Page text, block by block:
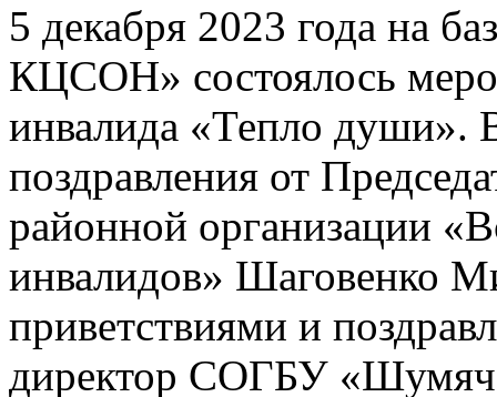
5 декабря 2023 года на
КЦСОН» состоялось
инвалида «Тепло души».
поздравления от
районной организации
инвалидов» Шаговенко
приветствиями и
директор СОГБУ